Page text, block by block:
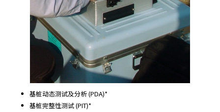
基桩动态测试及分析 (PDA)*
基桩完整性测试 (PIT)*